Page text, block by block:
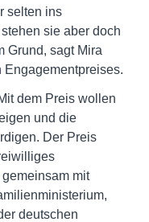
selten ins
sie aber doch
Grund, sagt Mira
Engagementpreises.
dem Preis wollen
und die
Der Preis
mit
deutschen